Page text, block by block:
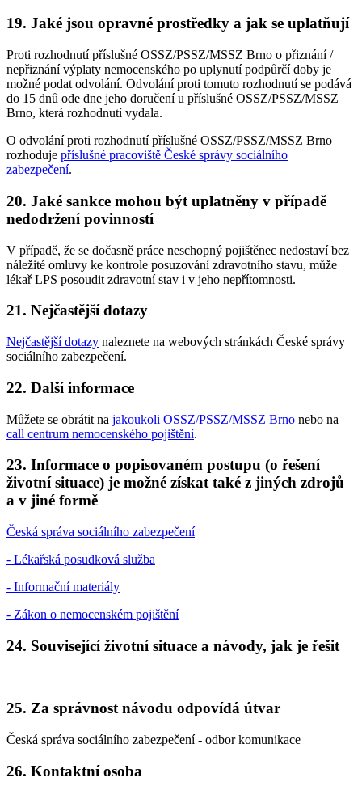
19. Jaké jsou opravné prostředky a jak se uplatňují
Proti rozhodnutí příslušné OSSZ/PSSZ/MSSZ Brno o přiznání /
nepřiznání výplaty nemocenského po uplynutí podpůrčí doby je
možné podat odvolání. Odvolání proti tomuto rozhodnutí se podává
do 15 dnů ode dne jeho doručení u příslušné OSSZ/PSSZ/MSSZ
Brno, která rozhodnutí vydala.
O odvolání proti rozhodnutí příslušné OSSZ/PSSZ/MSSZ Brno
rozhoduje příslušné pracoviště České správy sociálního
zabezpečení.
20. Jaké sankce mohou být uplatněny v případě
nedodržení povinností
V případě, že se dočasně práce neschopný pojištěnec nedostaví bez
náležité omluvy ke kontrole posuzování zdravotního stavu, může
lékař LPS posoudit zdravotní stav i v jeho nepřítomnosti.
21. Nejčastější dotazy
Nejčastější dotazy naleznete na webových stránkách České správy
sociálního zabezpečení.
22. Další informace
Můžete se obrátit na jakoukoli OSSZ/PSSZ/MSSZ Brno nebo na
call centrum nemocenského pojištění.
23. Informace o popisovaném postupu (o řešení
životní situace) je možné získat také z jiných zdrojů
a v jiné formě
Česká správa sociálního zabezpečení
- Lékařská posudková služba
- Informační materiály
- Zákon o nemocenském pojištění
24. Související životní situace a návody, jak je řešit
25. Za správnost návodu odpovídá útvar
Česká správa sociálního zabezpečení - odbor komunikace
26. Kontaktní osoba